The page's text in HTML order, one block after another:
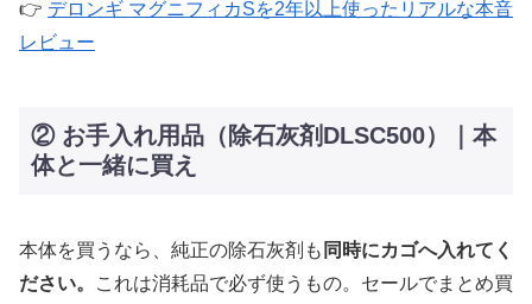
👉 デロンギ マグニフィカSを2年以上使ったリアルな本音
レビュー
② お手入れ用品（除石灰剤DLSC500）｜本
体と一緒に買え
本体を買うなら、純正の除石灰剤も 同時にカゴへ入れてく
ださい。
これは消耗品で必ず使うもの。セールでまとめ買